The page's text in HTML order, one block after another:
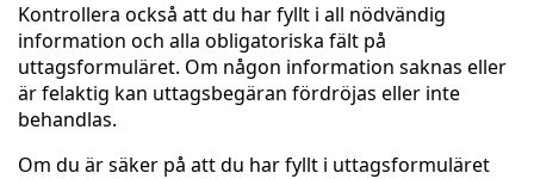
Kontrollera också att du har fyllt i all nödvändig
information och alla obligatoriska fält på
uttagsformuläret. Om någon information saknas eller
är felaktig kan uttagsbegäran fördröjas eller inte
behandlas.
Om du är säker på att du har fyllt i uttagsformuläret